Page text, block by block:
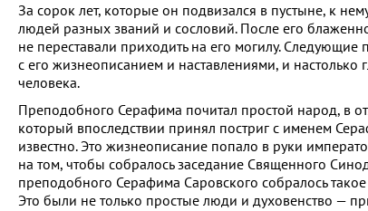
За сорок лет, которые он подвизался в пустыне, к
людей разных званий и сословий. После его
не переставали приходить на его могилу. Следующие
с его жизнеописанием и наставлениями, и
человека.
Преподобного Серафима почитал простой народ, в
который впоследствии принял постриг с именем
известно. Это жизнеописание попало в руки
на том, чтобы собралось заседание Священного
преподобного Серафима Саровского собралось
Это были не только простые люди и духовенство —